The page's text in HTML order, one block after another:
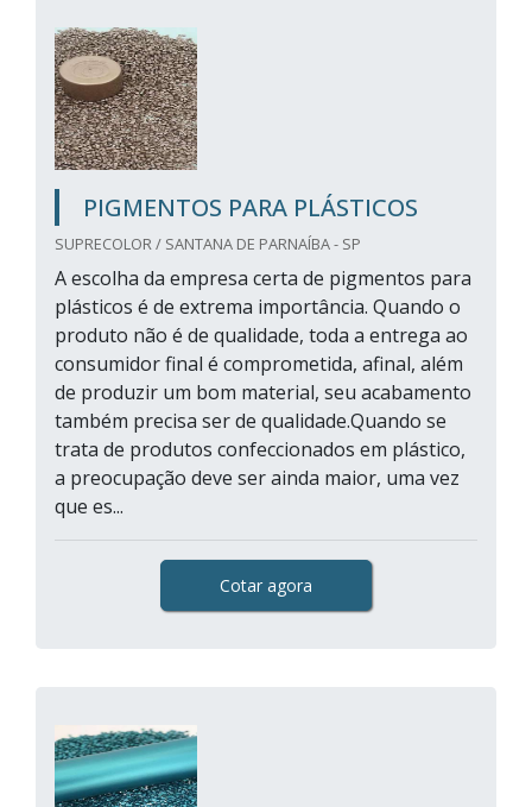
PIGMENTOS PARA PLÁSTICOS
SUPRECOLOR / SANTANA DE PARNAÍBA - SP
A escolha da empresa certa de pigmentos para
plásticos é de extrema importância. Quando o
produto não é de qualidade, toda a entrega ao
consumidor final é comprometida, afinal, além
de produzir um bom material, seu acabamento
também precisa ser de qualidade.Quando se
trata de produtos confeccionados em plástico,
a preocupação deve ser ainda maior, uma vez
que es...
Cotar agora